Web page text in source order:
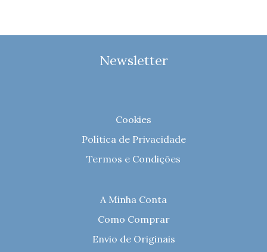
Newsletter
Cookies
Política de Privacidade
Termos e Condições
A Minha Conta
Como Comprar
Envio de Originais